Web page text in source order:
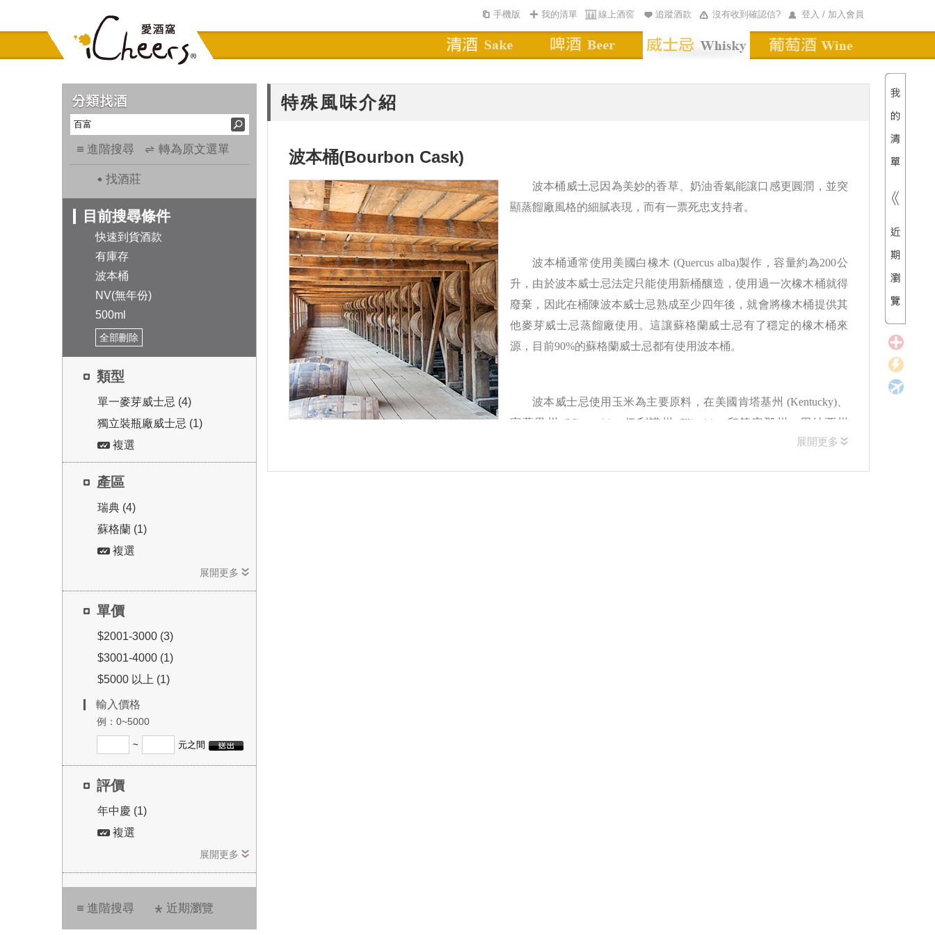
登入 / 加入會員
沒有收到確認信?
追蹤酒款
線上酒窖
我的清單
手機版
進階搜尋 轉為原文選單
找酒莊
目前搜尋條件
快速到貨酒款
有庫存
波本桶
NV(無年份)
500ml
全部刪除
類型
單一麥芽威士忌 (4)
獨立裝瓶廠威士忌 (1)
複選
產區
瑞典 (4)
蘇格蘭 (1)
複選
展開更多
單價
$2001-3000 (3)
$3001-4000 (1)
$5000 以上 (1)
輸入價格
例：0~5000
~ 元之間
評價
年中慶 (1)
複選
展開更多
進階搜尋 近期瀏覽
特殊風味介紹
波本桶(Bourbon Cask)
波本桶威士忌因為美妙的香草、奶油香氣能讓口感更圓潤，並突
顯蒸餾廠風格的細膩表現，而有一票死忠支持者。
波本桶通常使用美國白橡木 (Quercus alba)製作，容量約為200公
升，由於波本威士忌法定只能使用新桶釀造，使用過一次橡木桶就得
廢棄，因此在桶陳波本威士忌熟成至少四年後，就會將橡木桶提供其
他麥芽威士忌蒸餾廠使用。這讓蘇格蘭威士忌有了穩定的橡木桶來
源，目前90%的蘇格蘭威士忌都有使用波本桶。
波本威士忌使用玉米為主要原料，在美國肯塔基州 (Kentucky)、
密蘇里州 (Missouri )、伊利諾州 (Illinois)、印第安那州、田納西州
(Tennessee)都有知名的波本威士忌蒸餾廠。波本威士忌的原料除了
展開更多